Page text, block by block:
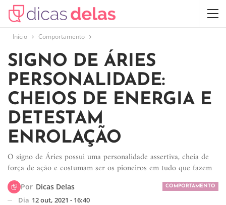
Início Comportamento
SIGNO DE ÁRIES
PERSONALIDADE:
CHEIOS DE ENERGIA E
DETESTAM
ENROLAÇÃO
O signo de Áries possui uma personalidade assertiva, cheia de
força de ação e costumam ser os pioneiros em tudo que fazem
COMPORTAMENTO
Por Dicas Delas
Dia 12 out, 2021 - 16:40